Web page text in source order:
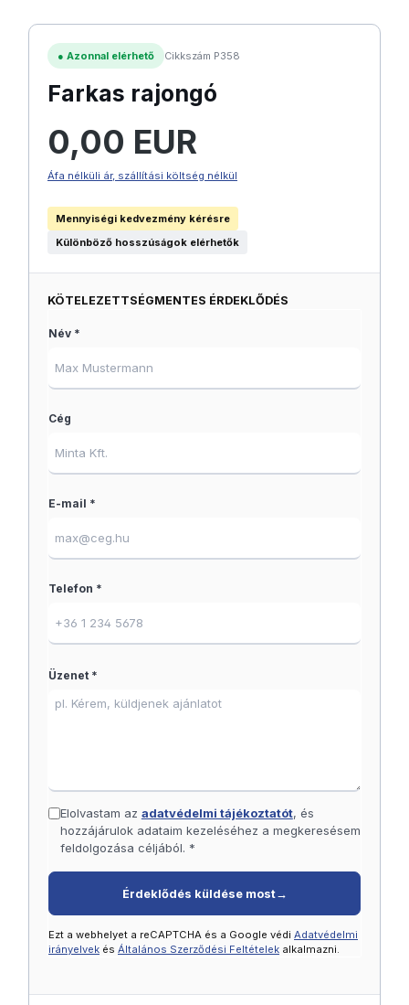
● Azonnal elérhető Cikkszám P358
Farkas rajongó
0,00 EUR
Áfa nélküli ár, szállítási költség nélkül
Mennyiségi kedvezmény kérésre
Különböző hosszúságok elérhetők
KÖTELEZETTSÉGMENTES ÉRDEKLŐDÉS
Név *
Cég
E-mail *
Telefon *
Üzenet *
Elolvastam az adatvédelmi tájékoztatót, és
hozzájárulok adataim kezeléséhez a megkeresésem
feldolgozása céljából. *
Érdeklődés küldése most→
Ezt a webhelyet a reCAPTCHA és a Google védi Adatvédelmi
irányelvek és Általános Szerződési Feltételek alkalmazni.